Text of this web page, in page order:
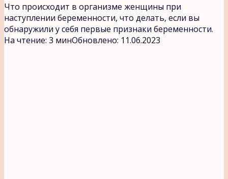
Что происходит в организме женщины при
наступлении беременности, что делать, если вы
обнаружили у себя первые признаки беременности.
На чтение: 3 минОбновлено: 11.06.2023